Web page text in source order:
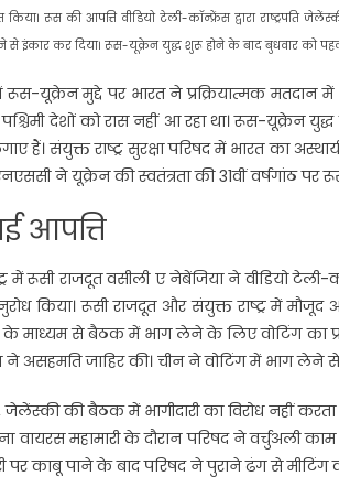
रूस की आपत्ति वीडियो टेली-कॉन्फ्रेंस द्वारा राष्ट्रपति
से इंकार कर दिया। रूस-यूक्रेन युद्ध शुरू होने के बाद बुधवार को
यूक्रेन मुद्दे पर भारत ने प्रक्रियात्मक मतदान में
पश्चिमी देशों को रास नहीं आ रहा था। रूस-यूक्रेन
हैं। संयुक्त राष्ट्र सुरक्षा परिषद में भारत का
ने यूक्रेन की स्वतंत्रता की 31वीं
आपत्ति
राजदूत वसीली ए नेबेंजिया ने वीडियो टेली-
किया। रूसी राजदूत और संयुक्त राष्ट्र में
के माध्यम से बैठक में भाग लेने के लिए वोटिंग का
असहमति जाहिर की। चीन ने वोटिंग में भाग लेने से
की बैठक में भागीदारी का विरोध नहीं करता
वायरस महामारी के दौरान परिषद ने
पर काबू पाने के बाद परिषद ने पुराने ढंग से